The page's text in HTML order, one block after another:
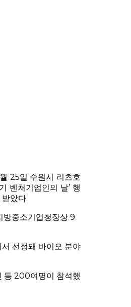
25일 수원시 리츠호
벤처기업인의 날’ 행
았다.
방중소기업청장상 9
선정돼 바이오 분야
등 200여명이 참석했